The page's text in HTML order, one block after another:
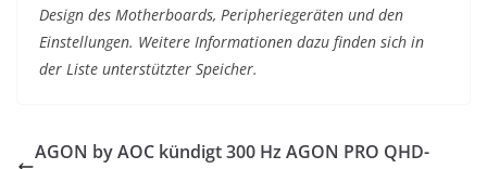
Design des Motherboards, Peripheriegeräten und den
Einstellungen. Weitere Informationen dazu finden sich in
der Liste unterstützter Speicher.
AGON by AOC kündigt 300 Hz AGON PRO QHD-